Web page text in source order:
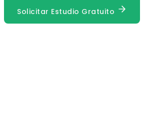
Solicitar Estudio Gratuito